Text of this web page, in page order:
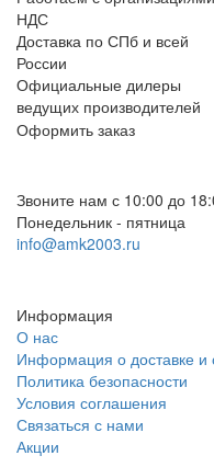
НДС
Доставка по СПб и всей
России
Официальные дилеры
ведущих производителей
Оформить заказ
Звоните нам с 10:00 до
Понедельник - пятница
info@amk2003.ru
Информация
О нас
Информация о доставке и
Политика безопасности
Условия соглашения
Связаться с нами
Акции